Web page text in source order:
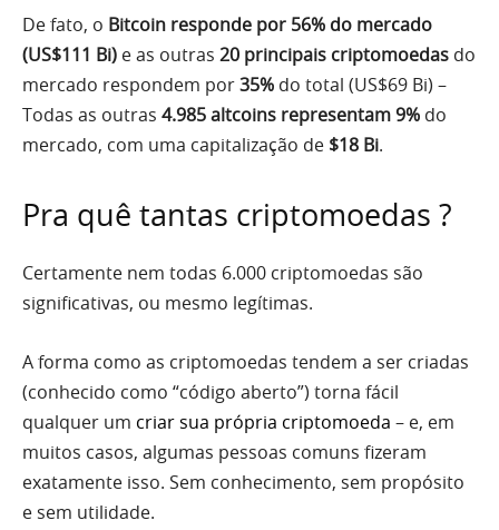
De fato, o Bitcoin responde por 56% do mercado
(US$111 Bi) e as outras 20 principais criptomoedas do
mercado respondem por35% do total (US$69 Bi) –
Todas as outras 4.985 altcoins representam 9% do
mercado, com uma capitalização de $18 Bi.
Pra quê tantas criptomoedas ?
Certamente nem todas 6.000 criptomoedas são
significativas, ou mesmo legítimas.
A forma como as criptomoedas tendem a ser criadas
(conhecido como “código aberto”) torna fácil
qualquer um criar sua própria criptomoeda – e, em
muitos casos, algumas pessoas comuns fizeram
exatamente isso. Sem conhecimento, sem propósito
e sem utilidade.